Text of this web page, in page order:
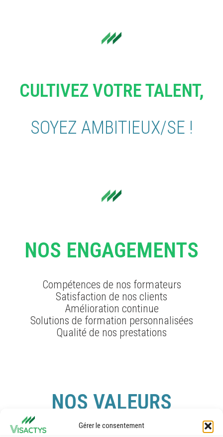
Gérer le consentement
CULTIVEZ VOTRE TALENT,
SOYEZ AMBITIEUX/SE !
NOS ENGAGEMENTS
Compétences de nos formateurs
Satisfaction de nos clients
Amélioration continue
Solutions de formation personnalisées
Qualité de nos prestations
NOS VALEURS